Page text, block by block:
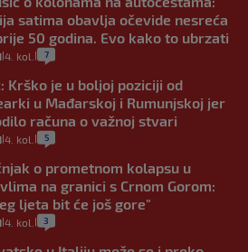
satima obavlja očevide nesreća
50 godina. Evo kako to ubrzati
4. kol. 7
Krško je u boljoj poziciji od
u Mađarskoj i Rumunjskoj jer
računa o važnoj stvari
4. kol. 5
o prometnom kolapsu u
na granici s Crnom Gorom:
ljeta bit će još gore"
4. kol. 3